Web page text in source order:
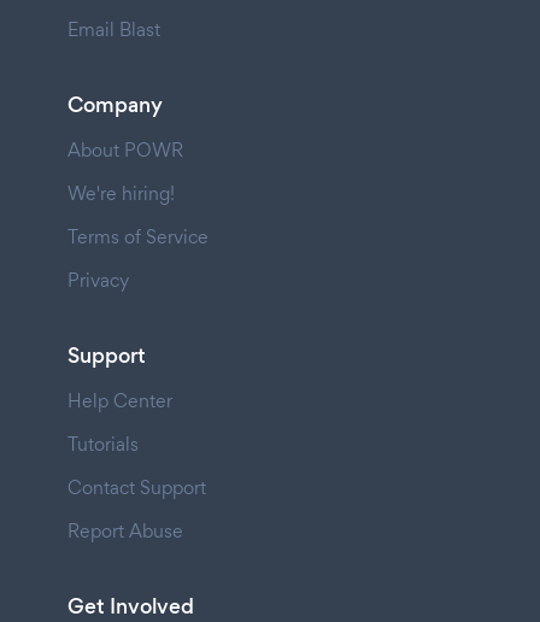
Email Blast
Company
About POWR
We're hiring!
Terms of Service
Privacy
Support
Help Center
Tutorials
Contact Support
Report Abuse
Get Involved